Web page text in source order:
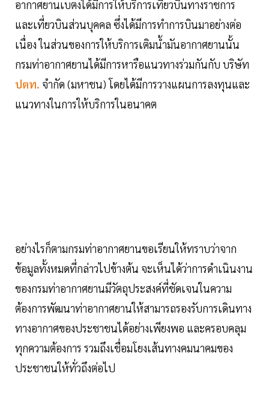
อากาศยานเบตงได้มีการให้บริการเที่ยวบินทางราชการ
และเที่ยวบินส่วนบุคคล ซึ่งได้มีการทำการบินมาอย่างต่อ
เนื่อง ในส่วนของการให้บริการเติมน้ำมันอากาศยานนั้น
กรมท่าอากาศยานได้มีการหารือแนวทางร่วมกันกับ บริษัท
ปตท. จำกัด (มหาชน) โดยได้มีการวางแผนการลงทุนและ
แนวทางในการให้บริการในอนาคต
อย่างไรก็ตามกรมท่าอากาศยานขอเรียนให้ทราบว่าจาก
ข้อมูลทั้งหมดที่กล่าวไปข้างต้น จะเห็นได้ว่าการดำเนินงาน
ของกรมท่าอากาศยานมีวัตถุประสงค์ที่ชัดเจนในความ
ต้องการพัฒนาท่าอากาศยานให้สามารถรองรับการเดินทาง
ทางอากาศของประชาชนได้อย่างเพียงพอ และครอบคลุม
ทุกความต้องการ รวมถึงเชื่อมโยงเส้นทางคมนาคมของ
ประชาชนให้ทั่วถึงต่อไป